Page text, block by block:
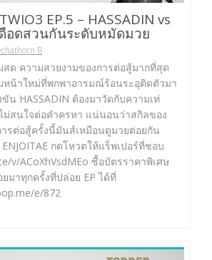
EP.5 – HASSADIN vs
อดสวนกันระดับหมัดมวย
B
สด ความสวยงามของการต่อสู้มากที่สุด
หน้าใหม่ที่พกพาอารมณ์ร้อนระอุติดตัวมา
น HASSADIN ต้องมาวัดกับความเท่
ม่สนใจต่อคำครหา แน่นอนว่าสกิลของ
ารต่อสู้ครั้งนี้มันส์เหมือนดูมวยต่อยกัน
กดโหวตให้แร็พเปอร์ที่ชอบ
v/ACoXhVsdMEo ซื้อบัตรราคาพิเศษ
มาทุกครั้งที่ปล่อย EP ได้ที่
e/872